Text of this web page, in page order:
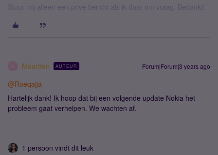
Stuur mij alleen een privé bericht als ik daar om vraag. Bedankt!
Maartten AUTEUR Forum|Forum|3 years ago
@Roeqajja
Hartelijk dank! Ik hoop dat bij een volgende update Nokia het
probleem gaat verhelpen. We wachten af.
1 persoon vindt dit leuk